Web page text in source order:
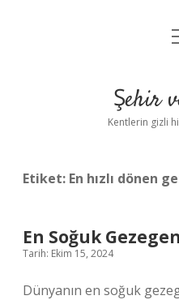
Şehir
Kentlerin gizli
Etiket: En hızlı dönen
En Soğuk
Tarih: Ekim 15, 2024
Dünyanın en soğuk